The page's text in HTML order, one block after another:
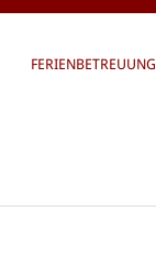
FERIENBETREUUNG